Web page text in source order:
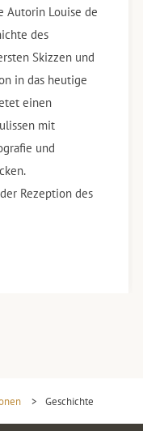
Autorin Louise de
des
Skizzen und
in das heutige
einen
mit
und
Rezeption des
> Geschichte